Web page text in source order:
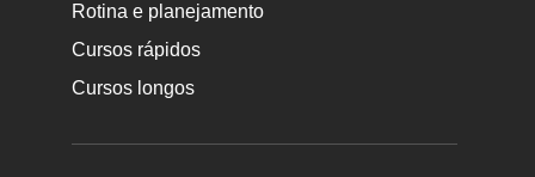
Rotina e planejamento
Cursos rápidos
Cursos longos